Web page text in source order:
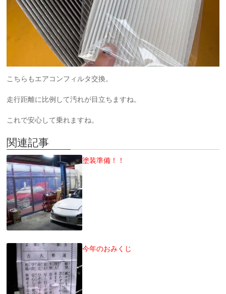
こちらもエアコンフィルタ交換。
走行距離に比例して汚れが目立ちますね。
これで安心して乗れますね。
関連記事
塗装準備！！
今年のおみくじ